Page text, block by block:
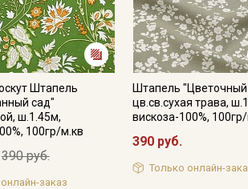
Штапель
сад"
ш.1.45м,
100гр/м.кв
390 руб.
заказ
Штапель "Цветочный
цв.св.сухая трава,
вискоза-100%,
390 руб.
Только онлайн-
рассылка от